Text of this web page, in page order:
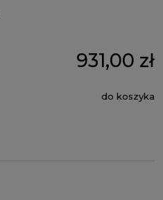
931,00 zł
do koszyka